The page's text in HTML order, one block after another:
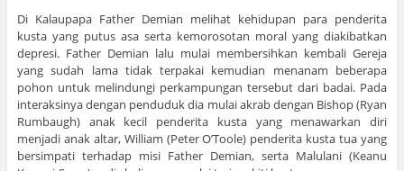
Di Kalaupapa Father Demian melihat kehidupan para penderita
kusta yang putus asa serta kemorosotan moral yang diakibatkan
depresi. Father Demian lalu mulai membersihkan kembali Gereja
yang sudah lama tidak terpakai kemudian menanam beberapa
pohon untuk melindungi perkampungan tersebut dari badai. Pada
interaksinya dengan penduduk dia mulai akrab dengan Bishop (Ryan
Rumbaugh) anak kecil penderita kusta yang menawarkan diri
menjadi anak altar, William (Peter O’Toole) penderita kusta tua yang
bersimpati terhadap misi Father Demian, serta Malulani (Keanu